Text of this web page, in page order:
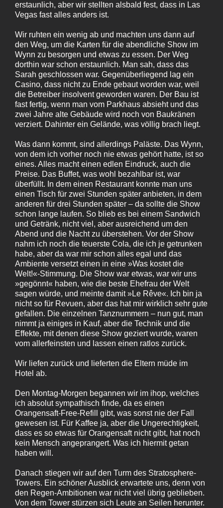
erstaunlich, aber wir stellten alsbald fest, dass in Las
Vegas fast alles anders ist.
Wir ruhten ein wenig ab und machten uns dann auf
den Weg, um die Karten für die abendliche Show im
Wynn zu besorgen und etwas zu essen. Der Weg
dorthin war schon erstaunlich. Man sah, dass das
Sarah geschlossen war. Gegenüberliegend lag ein
Casino, dass nicht zu Ende gebaut worden war, weil
die Betreiber insolvent geworden waren. Der Bau ist
fast fertig, wenn man vom Parkhaus absieht und das
zwei Jahre alte Gebäude wird noch von Baukränen
verziert. Dahinter ein Gelände, was völlig brach liegt.
Was dann kommt, sind allerdings Paläste. Das Wynn,
von dem ich vorher noch nie etwas gehört hatte, ist so
eines. Alles macht einen edlen Eindruck, auch die
Preise. Das Buffet, was wohl bezahlbar ist, war
überfüllt. In dem einen Restaurant konnte man uns
einen Tisch für zwei Stunden später anbieten, in dem
anderen für drei Stunden später – da sollte die Show
schon lange laufen. So blieb es bei einem Sandwich
und Getränk, nicht viel, aber ausreichend um den
Abend und die Nacht zu überstehen. Vor der Show
nahm ich noch die teuerste Cola, die ich je getrunken
habe, aber da war mir schon alles egal und das
Ambiente versetzt einen in eine »Was kostet die
Welt!«-Stimmung. Die Show war etwas, war wir uns
»gegönnt« haben, wie die beste Ehefrau der Welt
sagen würde, und meinte damit »Le Rêve«. Ich bin ja
nicht so für Revuen, aber das hat mir wirklich sehr gute
gefallen. Die einzelnen Tanznummern – nun gut, man
nimmt ja einiges in Kauf, aber die Technik und die
Effekte, mit denen diese Show geziert wurde, waren
vom allerfeinsten und lassen einen ratlos zurück.
Wir liefen zurück und lieferten die Eltern müde im
Hotel ab.
Den Montag-Morgen begannen wir im ihop, welches
ich absolut sympathisch finde, da es einen
Orangensaft-Free-Refill gibt, was sonst nie der Fall
gewesen ist. Für Kaffee ja, aber die Ungerechtigkeit,
dass es so etwas für Orangensaft nicht gibt, hat noch
kein Mensch angeprangert. Was ich hiermit getan
haben will.
Danach stiegen wir auf den Turm des Stratosphere-
Towers. Ein schöner Ausblick erwartete uns, denn von
den Regen-Ambitionen war nicht viel übrig geblieben.
Von dem Tower stürzen sich Leute an Seilen herunter.